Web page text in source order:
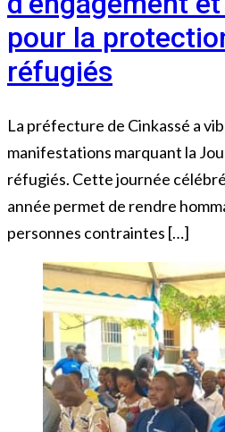
pour la
réfugiés
La préfecture de Cinkassé a
manifestations marquant la
réfugiés. Cette journée
année permet de rendre
personnes contraintes […]